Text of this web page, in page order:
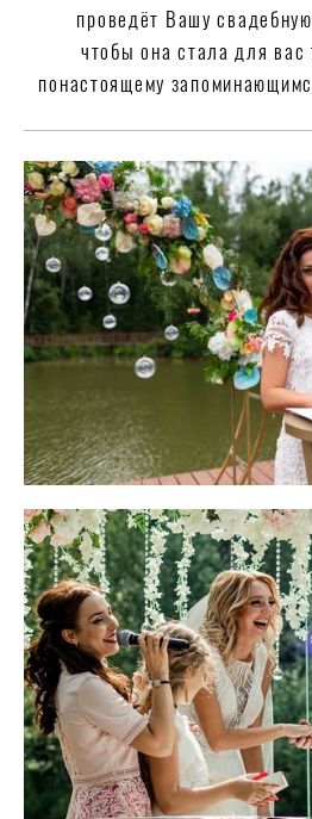
проведёт Вашу
чтобыона стала для вас
по настоящему